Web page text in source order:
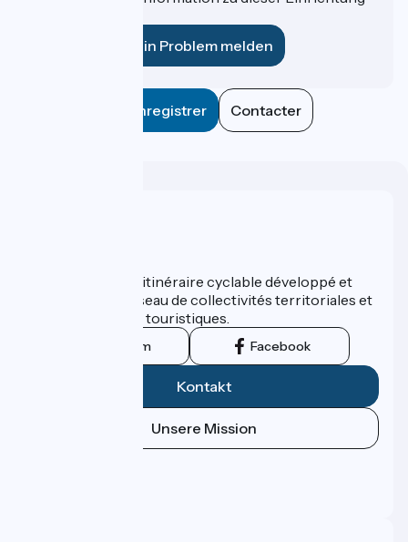
Ein Problem melden
Enregistrer Contacter
ViaRhôna est un itinéraire cyclable développé et
promu par un réseau de collectivités territoriales et
leurs institutions touristiques.
Instagram Facebook
Kontakt
Unsere Mission